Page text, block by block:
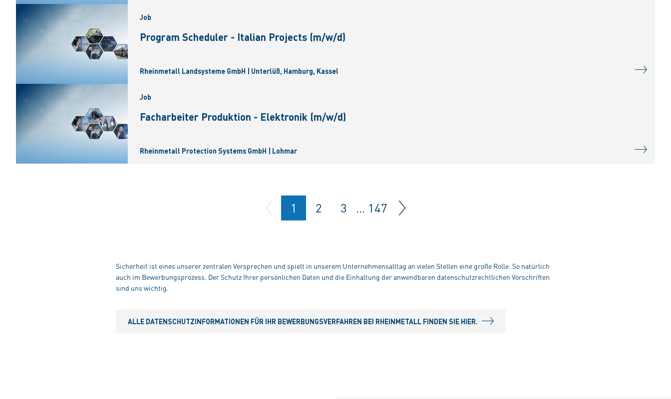
Job
Program Scheduler - Italian Projects (m/w/d)
Rheinmetall Landsysteme GmbH | Unterlüß, Hamburg, Kassel
Job
Facharbeiter Produktion - Elektronik (m/w/d)
Rheinmetall Protection Systems GmbH | Lohmar
1 2 3 … 147
Sicherheit ist eines unserer zentralen Versprechen und spielt in unserem Unternehmensalltag an vielen Stellen eine große Rolle. So natürlich
auch im Bewerbungsprozess. Der Schutz Ihrer persönlichen Daten und die Einhaltung der anwendbaren datenschutzrechtlichen Vorschriften
sind uns wichtig.
ALLE DATENSCHUTZINFORMATIONEN FÜR IHR BEWERBUNGSVERFAHREN BEI RHEINMETALL FINDEN SIE HIER.